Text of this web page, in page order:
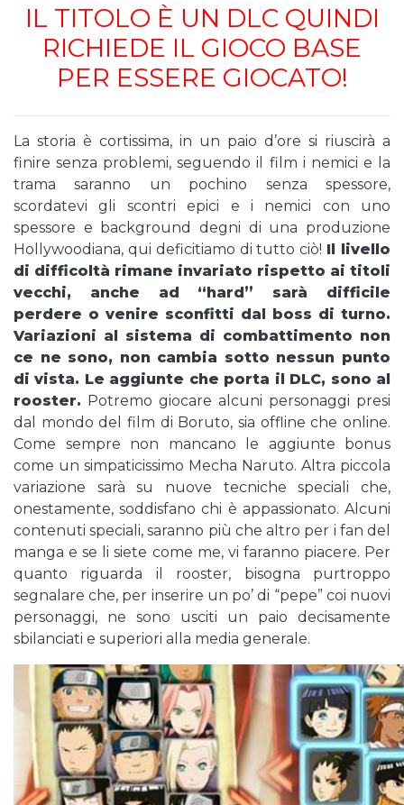
IL TITOLO È UN DLC QUINDI
RICHIEDE IL GIOCO BASE
PER ESSERE GIOCATO!
La storia è cortissima, in un paio d’ore si riuscirà a
finire senza problemi, seguendo il film i nemici e la
trama saranno un pochino senza spessore,
scordatevi gli scontri epici e i nemici con uno
spessore e background degni di una produzione
Hollywoodiana, qui deficitiamo di tutto ciò! Il livello
di difficoltà rimane invariato rispetto ai titoli
vecchi, anche ad “hard” sarà difficile
perdere o venire sconfitti dal boss di turno.
Variazioni al sistema di combattimento non
ce ne sono, non cambia sotto nessun punto
di vista. Le aggiunte che porta il DLC, sono al
rooster. Potremo giocare alcuni personaggi presi
dal mondo del film di Boruto, sia offline che online.
Come sempre non mancano le aggiunte bonus
come un simpaticissimo Mecha Naruto. Altra piccola
variazione sarà su nuove tecniche speciali che,
onestamente, soddisfano chi è appassionato. Alcuni
contenuti speciali, saranno più che altro per i fan del
manga e se li siete come me, vi faranno piacere. Per
quanto riguarda il rooster, bisogna purtroppo
segnalare che, per inserire un po’ di “pepe” coi nuovi
personaggi, ne sono usciti un paio decisamente
sbilanciati e superiori alla media generale.